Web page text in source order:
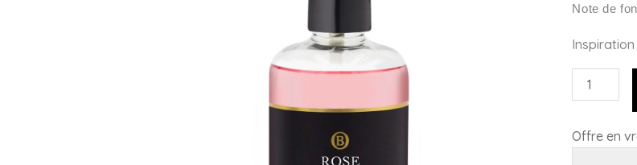
Note de
Inspiration
Offre en